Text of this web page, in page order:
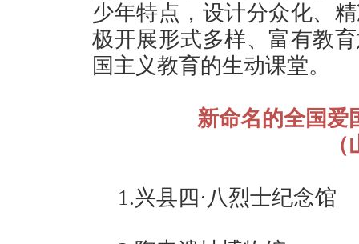
少年特点，设计分众化、
极开展形式多样、富有教
国主义教育的生动课堂。
新命名的全国爱
1.兴县四·八烈士纪念馆